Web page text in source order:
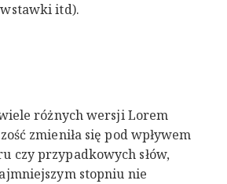
itd).
różnych wersji Lorem
zmieniła się pod wpływem
czy przypadkowych słów,
stopniu nie